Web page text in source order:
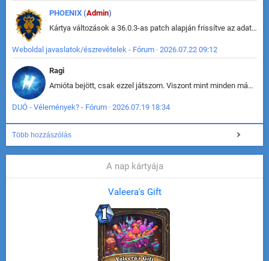
PHOENIX (Admin)
Kártya változások a 36.0.3-as patch alapján frissítve az adatbázisban (képek is cserélve).
Weboldal javaslatok/észrevételek - Fórum · 2026.07.22 09:12
Ragi
Amióta bejött, csak ezzel játszom. Viszont mint minden más - akár az alapjáték is, ez is baromira összetett lett. Néha már pár kör után is esélytelen az egész. Vagy irreállisan túltápol valaki, vagy lelép a partner, vagy csak hülye mint a segg. És amikor eljönne az én időm, na akkor jön el mindenki másé is. Engem jobban érdekelne, hogy ki milyen ratingen szokott játszani. Na ez lenne egy érdekes adat.
DUÓ - Vélemények? - Fórum · 2026.07.19 18:34
Több hozzászólás
A nap kártyája
Valeera's Gift